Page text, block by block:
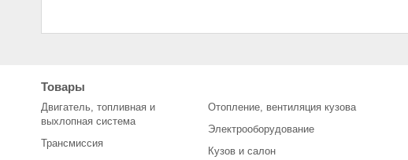
2108
вида
Товары
Двигатель, топливная и
выхлопная система
Трансмиссия
Отопление, вентиляция кузова
Электрооборудование
Кузов и салон